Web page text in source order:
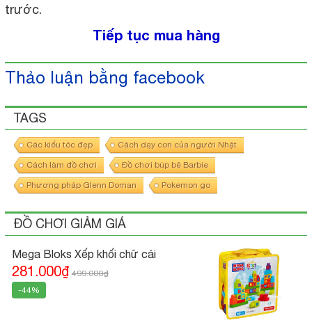
trước.
Tiếp tục mua hàng
Thảo luận bằng facebook
TAGS
Các kiểu tóc đẹp Cách dạy con của người Nhật
Cách làm đồ chơi Đồ chơi búp bê Barbie
Phương pháp Glenn Doman Pokemon go
ĐỒ CHƠI GIẢM GIÁ
Mega Bloks Xếp khối chữ cái
281.000₫ 499.000₫
-44%